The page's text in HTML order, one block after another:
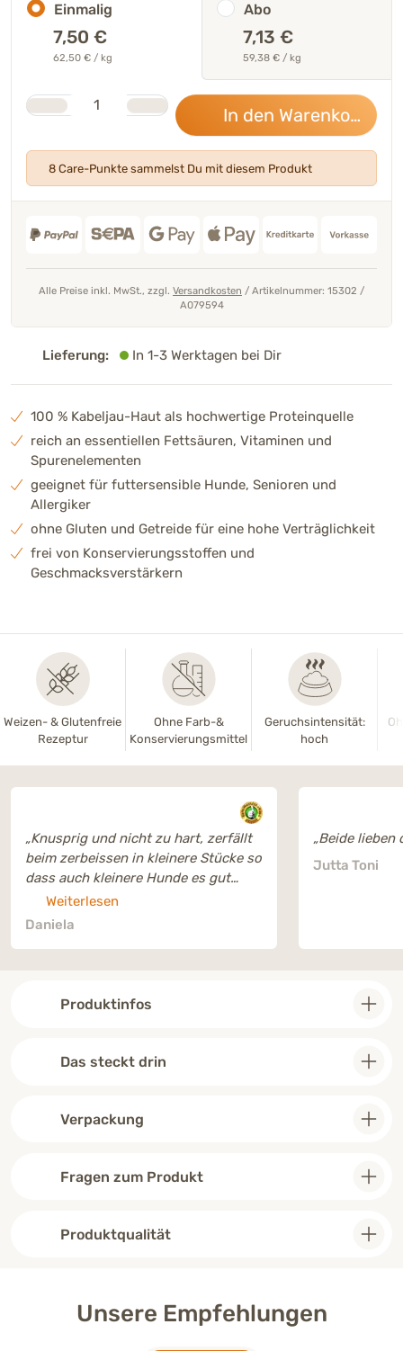
100 % Kabeljau-Haut als hochwertige Proteinquelle
reich an essentiellen Fettsäuren, Vitaminen und
Spurenelementen
geeignet für futtersensible Hunde, Senioren und
Allergiker
ohne Gluten und Getreide für eine hohe Verträglichkeit
frei von Konservierungsstoffen und
Geschmacksverstärkern
Einmalig
7,50 €
62,50 € / kg
Abo
7,13 €
59,38 € / kg
Anzahl
In den Warenkorb
8 Care-Punkte sammelst Du mit diesem Produkt
Alle Preise inkl. MwSt., zzgl. Versandkosten / Artikelnummer: 15302 /
A079594
Lieferung: In 1-3 Werktagen bei Dir
Weizen- & Glutenfreie
Rezeptur
Ohne Farb-&
Konservierungsmittel
Geruchsintensität:
hoch
„Knusprig und nicht zu hart, zerfällt
beim zerbeissen in kleinere Stücke so
dass auch kleinere Hunde es gut
essen können “
Weiterlesen
Daniela
„Beide lieben
Jutta Toni
Produktinfos
Das steckt drin
Verpackung
Fragen zum Produkt
Produktqualität
Unsere Empfehlungen